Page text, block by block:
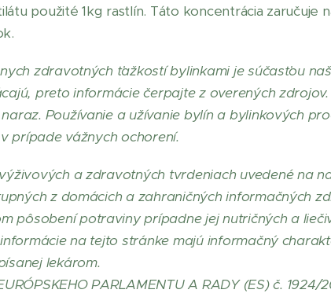
použité 1kg rastlín. Táto koncentrácia zaručuje
zdravotných ťažkostí bylinkami je súčasťou
preto informácie čerpajte z overených
Používanie a užívanie bylín a bylinkových
prípade vážnych ochorení.
a zdravotných tvrdeniach uvedené na
z domácich a zahraničných informačných
pôsobení potraviny prípadne jej nutričných a
na tejto stránke majú informačný
lekárom.
PARLAMENTU A RADY (ES) č.